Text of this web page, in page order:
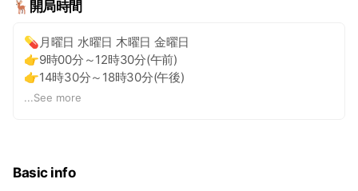
急ぎの用事や休日にお薬が欲しいなどの要望がありました
ら。ラインを頂ければ対応いたしますのでご相談くださ
い。
🦌開局時間
💊月曜日 水曜日 木曜日 金曜日
👉9時00分～12時30分(午前)
👉14時30分～18時30分(午後)
💊日曜日 火曜日
👉定休日
...See more
Basic info